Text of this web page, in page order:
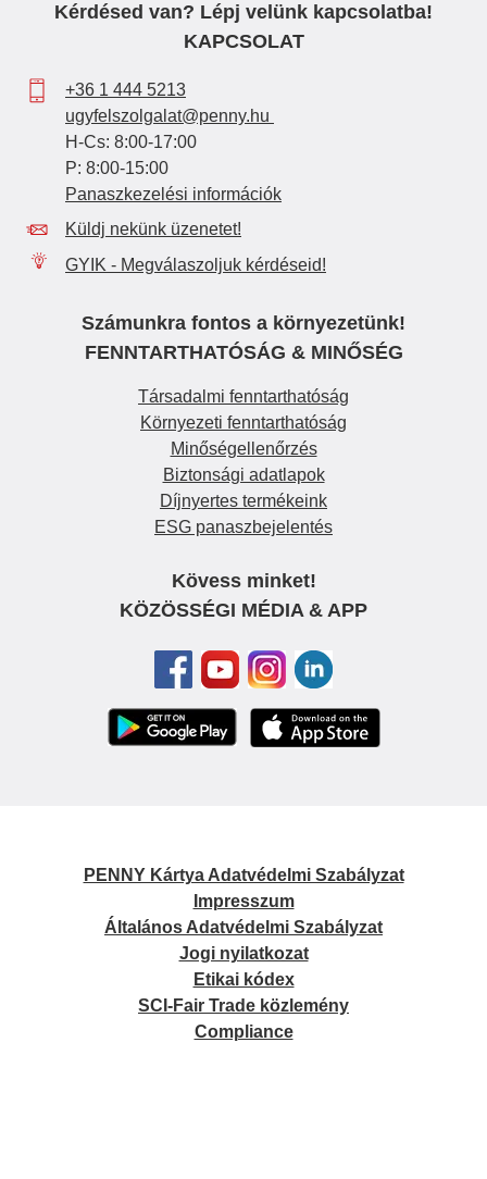
Kérdésed van? Lépj velünk kapcsolatba!
KAPCSOLAT
+36 1 444 5213
ugyfelszolgalat@penny.hu
H-Cs: 8:00-17:00
P: 8:00-15:00
Panaszkezelési információk
Küldj nekünk üzenetet!
GYIK - Megválaszoljuk kérdéseid!
Számunkra fontos a környezetünk!
FENNTARTHATÓSÁG & MINŐSÉG
Társadalmi fenntarthatóság
Környezeti fenntarthatóság
Minőségellenőrzés
Biztonsági adatlapok
Díjnyertes termékeink
ESG panaszbejelentés
Kövess minket!
KÖZÖSSÉGI MÉDIA & APP
PENNY Kártya Adatvédelmi Szabályzat
Impresszum
Általános Adatvédelmi Szabályzat
Jogi nyilatkozat
Etikai kódex
SCI-Fair Trade közlemény
Compliance